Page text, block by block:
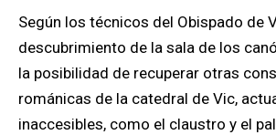
Según los técnicos del Obispado de
descubrimiento de la sala de los
la posibilidad de recuperar otras
románicas de la catedral de Vic,
inaccesibles, como el claustro y el